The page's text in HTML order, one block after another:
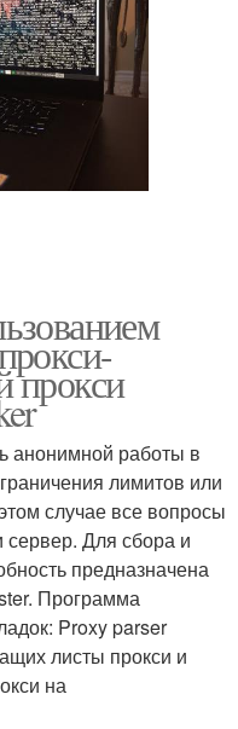
прокси
анонимной работы в
лимитов или
случае все вопросы
Для сбора и
предназначена
Программа
Proxy parser
листы прокси и
на